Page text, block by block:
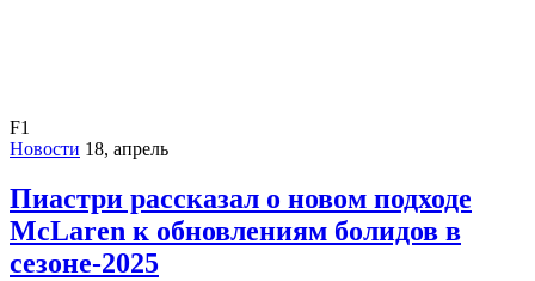
F1
Новости 18, апрель
Пиастри рассказал о новом подходе
McLaren к обновлениям болидов в
сезоне-2025